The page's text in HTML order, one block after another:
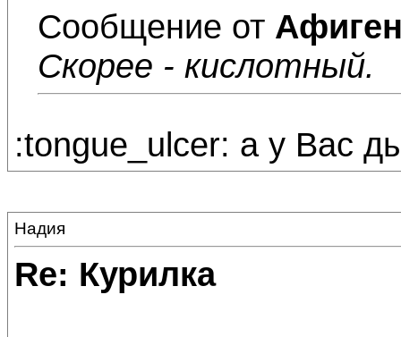
Сообщение от
Скорее - кислотный.
:tongue_ulcer: а у Вас
Надия
Re: Курилка